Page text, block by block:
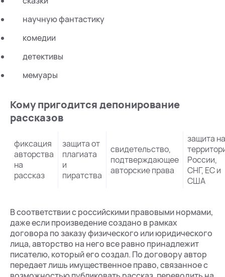
научную фантастику
комедии
детективы
мемуары
Кому пригодится депонирование
рассказов
фиксация
авторства
на
рассказ
защита от
плагиата
и
пиратства
свидетельство,
подтверждающее
авторские права
защита на
России,
СНГ, ЕС и
США
В соответствии с российскими правовыми нормами,
даже если произведение создано в рамках
договора по заказу физического или юридического
лица, авторство на него все равно принадлежит
писателю, который его создал. По договору автор
передает лишь имущественное право, связанное с